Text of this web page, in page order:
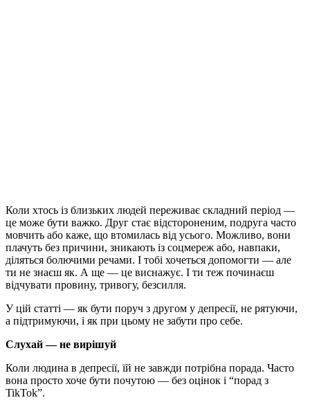
Коли хтось із близьких людей переживає складний період —
це може бути важко. Друг стає відстороненим, подруга часто
мовчить або каже, що втомилась від усього. Можливо, вони
плачуть без причини, зникають із соцмереж або, навпаки,
діляться болючими речами. І тобі хочеться допомогти — але
ти не знаєш як. А ще — це виснажує. І ти теж починаєш
відчувати провину, тривогу, безсилля.
У цій статті — як бути поруч з другом у депресії, не рятуючи,
а підтримуючи, і як при цьому не забути про себе.
Слухай — не вирішуй
Коли людина в депресії, їй не завжди потрібна порада. Часто
вона просто хоче бути почутою — без оцінок і “порад з
TikTok”.